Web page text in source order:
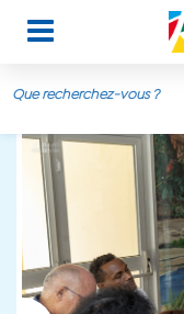
Aller au contenu principal